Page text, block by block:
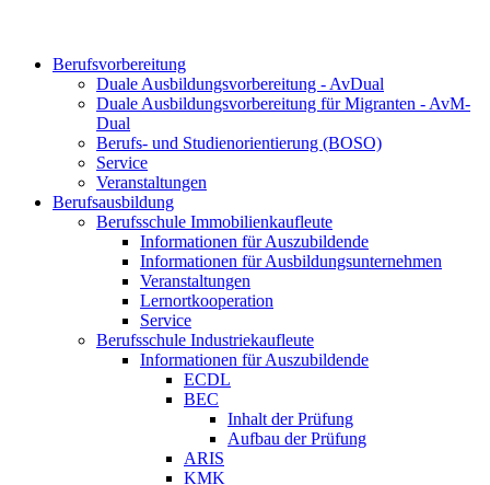
Berufsvorbereitung
Duale Ausbildungsvorbereitung - AvDual
Duale Ausbildungsvorbereitung für Migranten - AvM-
Dual
Berufs- und Studienorientierung (BOSO)
Service
Veranstaltungen
Berufsausbildung
Berufsschule Immobilienkaufleute
Informationen für Auszubildende
Informationen für Ausbildungsunternehmen
Veranstaltungen
Lernortkooperation
Service
Berufsschule Industriekaufleute
Informationen für Auszubildende
ECDL
BEC
Inhalt der Prüfung
Aufbau der Prüfung
ARIS
KMK